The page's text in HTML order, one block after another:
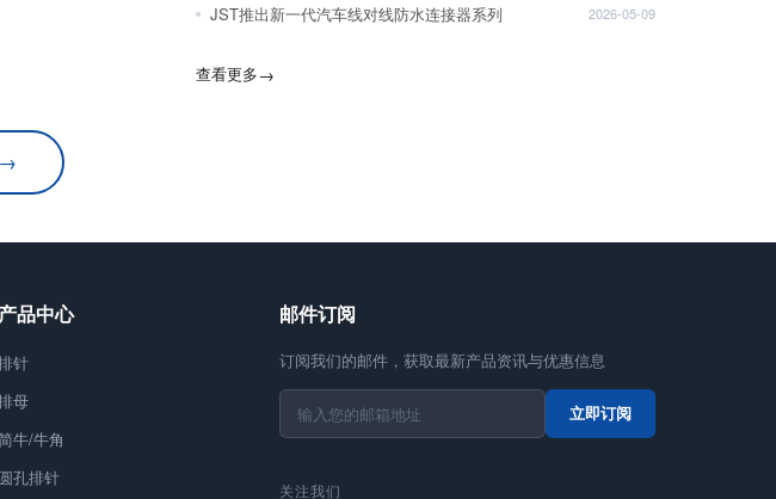
JST推出新一代汽车线对线防水连接器系列 2026-05-09
查看更多→
→
产品中心
针
母
牛/牛角
圆孔排针
邮件订阅
订阅我们的邮件，获取最新产品资讯与优惠信息
立即订阅
关注我们